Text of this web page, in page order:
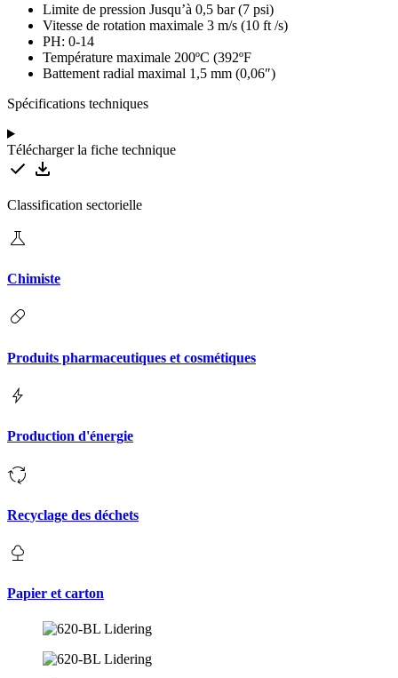
Limite de pression Jusqu’à 0,5 bar (7 psi)
Vitesse de rotation maximale 3 m/s (10 ft /s)
PH: 0-14
Température maximale 200ºC (392ºF
Battement radial maximal 1,5 mm (0,06″)
Spécifications techniques
Télécharger la fiche technique
Classification sectorielle
Chimiste
Produits pharmaceutiques et cosmétiques
Production d'énergie
Recyclage des déchets
Papier et carton